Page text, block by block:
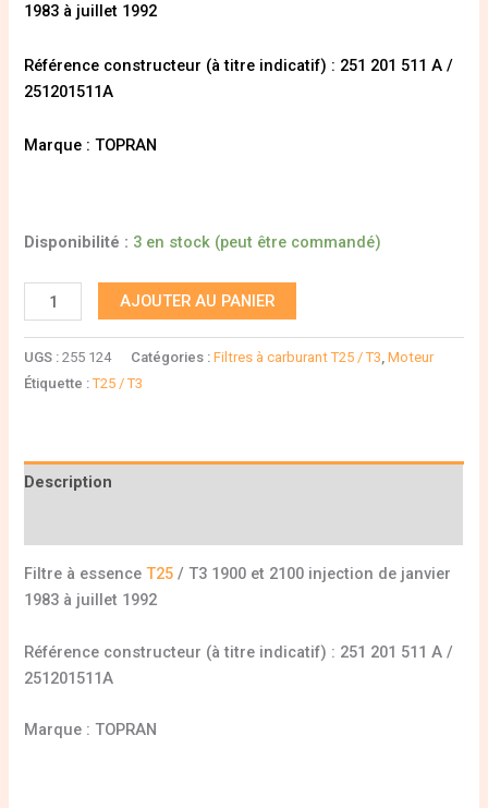
1983 à juillet 1992
Référence constructeur (à titre indicatif) : 251 201 511 A /
251201511A
Marque : TOPRAN
Disponibilité : 3 en stock (peut être commandé)
AJOUTER AU PANIER
UGS :255 124 Catégories :Filtres à carburant T25 / T3,Moteur
Étiquette :T25 / T3
Description
Filtre à essenceT25 / T3 1900 et 2100 injection de janvier
1983 à juillet 1992
Référence constructeur (à titre indicatif) : 251 201 511 A /
251201511A
Marque : TOPRAN